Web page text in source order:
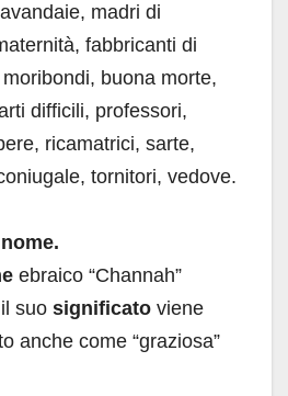
madri di
fabbricanti di
buona morte,
difficili, professori,
ricamatrici, sarte,
tornitori, vedove.
ebraico “Channah”
suo significato viene
anche come “graziosa”